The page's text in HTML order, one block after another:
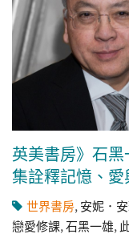
英美書房》石
集詮釋記憶、
世界書房, 安妮．
戀愛修課,石黑一雄,